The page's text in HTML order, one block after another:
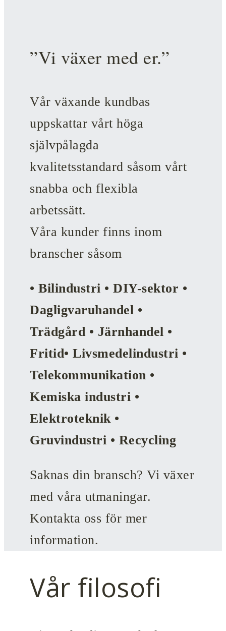
”Vi växer med er.”
Vår växande kundbas
uppskattar vårt höga
självpålagda
kvalitetsstandard såsom vårt
snabba och flexibla
arbetssätt.
Våra kunder finns inom
branscher såsom
• Bilindustri • DIY-sektor •
Dagligvaruhandel •
Trädgård • Järnhandel •
Fritid• Livsmedelindustri •
Telekommunikation •
Kemiska industri •
Elektroteknik •
Gruvindustri • Recycling
Saknas din bransch? Vi växer
med våra utmaningar.
Kontakta oss för mer
information.
Vår filosofi